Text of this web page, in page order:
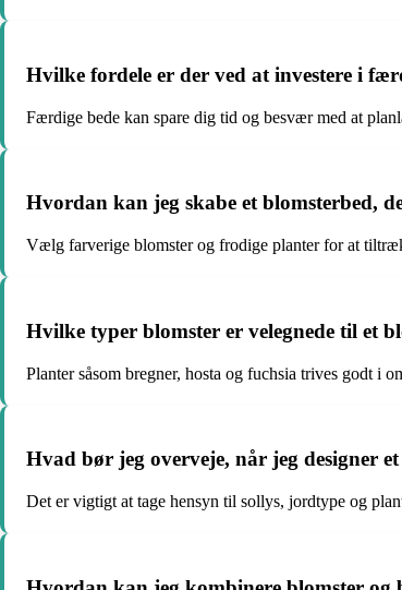
Hvilke fordele er der ved at investere i
Færdige bede kan spare dig tid og besvær med at
Hvordan kan jeg skabe et blomsterbed,
Vælg farverige blomster og frodige planter for at
Hvilke typer blomster er velegnede til et
Planter såsom bregner, hosta og fuchsia trives godt i
Hvad bør jeg overveje, når jeg designer
Det er vigtigt at tage hensyn til sollys, jordtype og